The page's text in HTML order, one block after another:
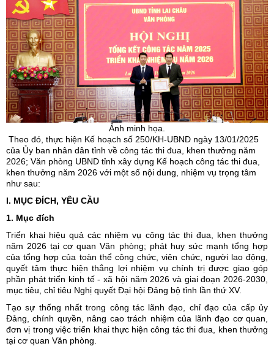
Ảnh minh họa.
Theo đó, thực hiện Kế hoạch số 250/KH-UBND ngày 13/01/2025
của Ủy ban nhân dân tỉnh về công tác thi đua, khen thưởng năm
2026; Văn phòng UBND tỉnh xây dựng Kế hoạch công tác thi đua,
khen thưởng năm 2026 với một số nội dung, nhiệm vụ trọng tâm
như sau:
I. MỤC ĐÍCH, YÊU CẦU
1. Mục đích
Triển khai hiệu quả các nhiệm vụ công tác thi đua, khen thưởng
năm 2026 tại cơ quan Văn phòng; phát huy sức mạnh tổng hợp
của tổng hợp của toàn thể công chức, viên chức, người lao động,
quyết tâm thực hiện thắng lợi nhiệm vụ chính trị được giao góp
phần phát triển kinh tế - xã hội năm 2026 và giai đoạn 2026-2030,
mục tiêu, chỉ tiêu Nghị quyết Đại hội Đảng bộ tỉnh lần thứ XV.
Tạo sự thống nhất trong công tác lãnh đạo, chỉ đạo của cấp ủy
Đảng, chính quyền, nâng cao trách nhiệm của lãnh đạo cơ quan,
đơn vị trong việc triển khai thực hiện công tác thi đua, khen thưởng
tại cơ quan Văn phòng.